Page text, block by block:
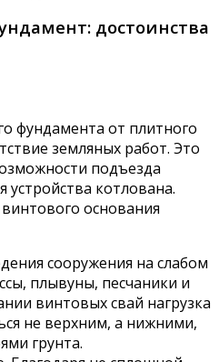
достоинства
фундамента от плитного
земляных работ. Это
подъезда
устройства котлована.
основания
сооружения на слабом
плывуны, песчаники и
винтовых свай нагрузка
не верхним, а нижними,
грунта.